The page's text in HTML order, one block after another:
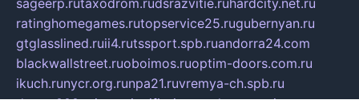
ratinghomegames.rutopservice25.rugubernyan.ru
gtglasslined.ruii4.rutssport.spb.ruandorra24.com
blackwallstreet.ruoboimos.ruoptim-doors.com.ru
ikuch.runycr.org.runpa21.ruvremya-ch.spb.ru
desert000.ruivtorgi.ruifiori.rucatalog-statei.ru